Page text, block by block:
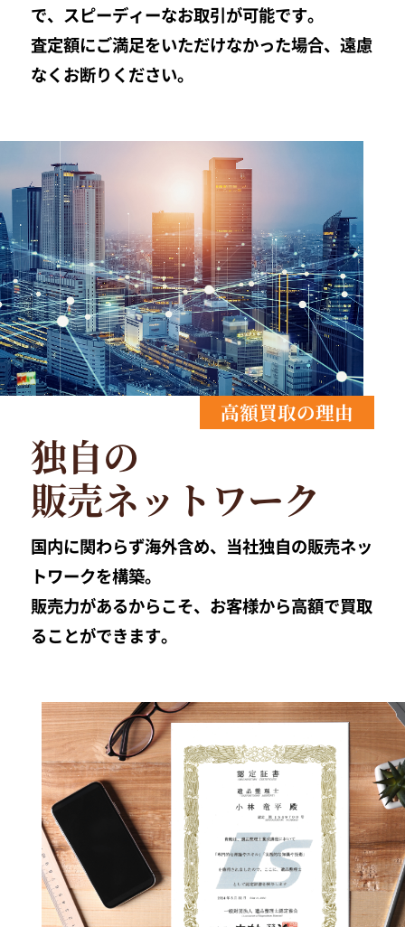
で、スピーディーなお取引が可能です。
査定額にご満足をいただけなかった場合、遠慮
なくお断りください。
高額買取の理由
独自の
販売ネットワーク
国内に関わらず海外含め、当社独自の販売ネッ
トワークを構築。
販売力があるからこそ、お客様から高額で買取
ることができます。